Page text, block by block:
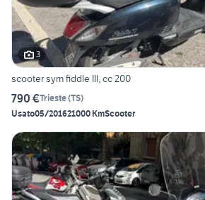
3
scooter sym fiddle III, cc 200
790 €Trieste(TS)
Usato05/201621000 KmScooter